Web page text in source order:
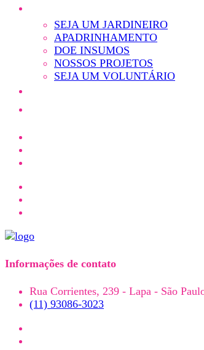
SEJA UM JARDINEIRO
APADRINHAMENTO
DOE INSUMOS
NOSSOS PROJETOS
SEJA UM VOLUNTÁRIO
Informações de contato
Rua Corrientes, 239 - Lapa - São
(11) 93086-3023